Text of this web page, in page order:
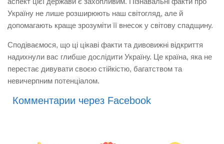
Україну не лише розширюють наш світогляд, але й
допомагають краще зрозуміти її внесок у світову спадщину.
Сподіваємося, що ці цікаві факти та дивовижні відкриття
надихнули вас глибше дослідити Україну. Це країна, яка не
перестає дивувати своєю стійкістю, багатством та
невичерпним потенціалом.
Комментарии через Facebook